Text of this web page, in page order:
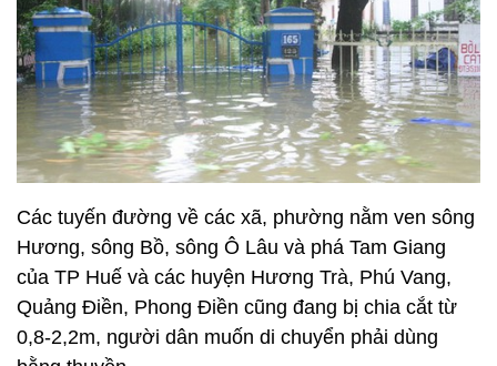
Các tuyến đường về các xã, phường nằm ven sông
Hương, sông Bồ, sông Ô Lâu và phá Tam Giang
của TP Huế và các huyện Hương Trà, Phú Vang,
Quảng Điền, Phong Điền cũng đang bị chia cắt từ
0,8-2,2m, người dân muốn di chuyển phải dùng